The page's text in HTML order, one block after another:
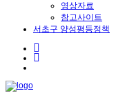
영상자료
참고사이트
서초구 양성평등정책